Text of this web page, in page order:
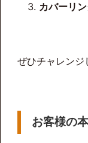
カバーリ
ぜひチャレンジ
お客様の